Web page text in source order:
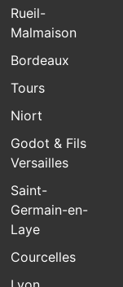
Rueil-
Malmaison
Bordeaux
Tours
Niort
Godot & Fils
Versailles
Saint-
Germain-en-
Laye
Courcelles